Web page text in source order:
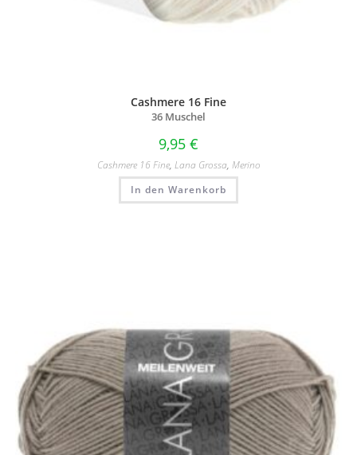
Cashmere 16 Fine
36 Muschel
9,95 €
Cashmere 16 Fine, Lana Grossa, Merino
In den Warenkorb